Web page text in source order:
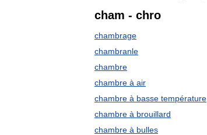
cham - chro
chambrage
chambranle
chambre
chambre à air
chambre à basse température
chambre à brouillard
chambre à bulles